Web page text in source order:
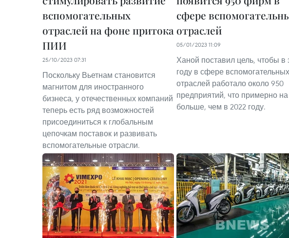
вспомогательных
отраслей на фоне притока
ПИИ
25/10/2023 07:31
Поскольку Вьетнам становится
магнитом для иностранного
бизнеса, у отечественных компаний
теперь есть ряд возможностей
присоединиться к глобальным
цепочкам поставок и развивать
вспомогательные отрасли.
сфере
отраслей
05/01/2023 11:09
Ханой поставил цель, чтобы в
году в сфере вспомогательных
отраслей работало около 950
предприятий, что примерно
больше, чем в 2022 году.